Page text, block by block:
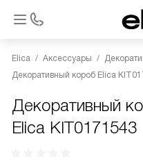
Elica Аксессуары
Декоративный короб Elica
Декоративный
Elica KIT0171543